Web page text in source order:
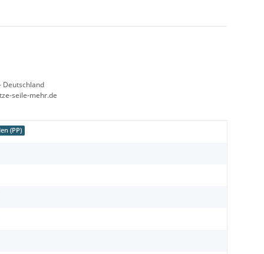
Deutschland
seile-mehr.de
(PP)